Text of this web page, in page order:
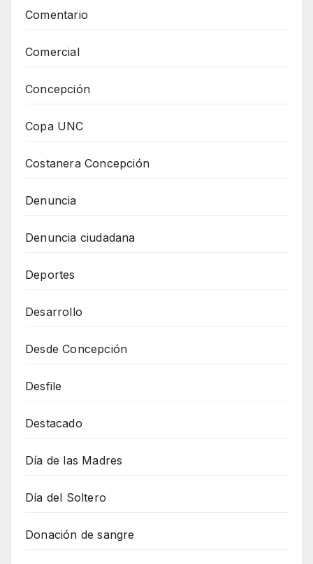
Comentario
Comercial
Concepción
Copa UNC
Costanera Concepción
Denuncia
Denuncia ciudadana
Deportes
Desarrollo
Desde Concepción
Desfile
Destacado
Día de las Madres
Día del Soltero
Donación de sangre